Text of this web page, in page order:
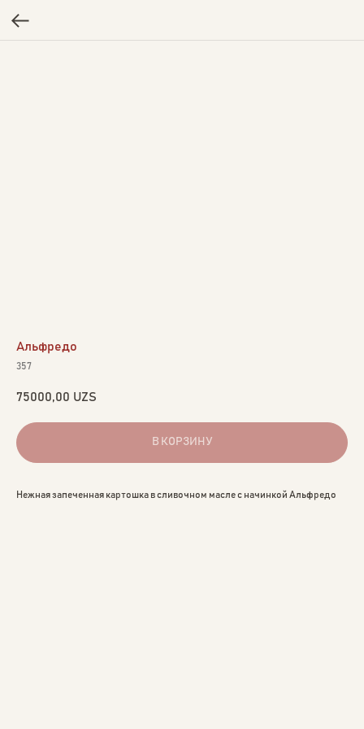
Альфредо
357
75000,00 UZS
В КОРЗИНУ
Нежная запеченная картошка в сливочном масле с начинкой Альфредо